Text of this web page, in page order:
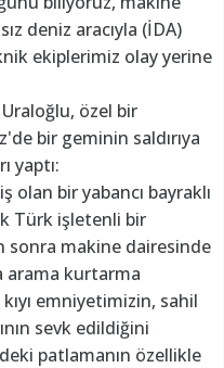
deniz aracıyla (İDA)
ekiplerimiz olay yerine
özel bir
bir geminin saldırıya
yaptı:
olan bir yabancı bayraklı
Türk işletenli bir
sonra makine dairesinde
arama kurtarma
emniyetimizin, sahil
sevk edildiğini
patlamanın özellikle